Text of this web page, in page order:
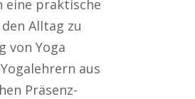
eine praktische
Alltag zu
von Yoga
aus
Präsenz-